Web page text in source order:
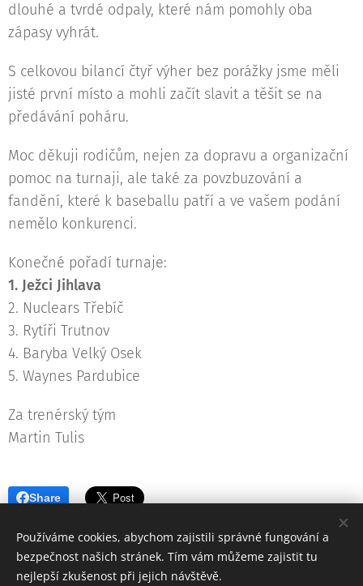
dlouhé a tvrdé odpaly, které nám pomohly oba
zápasy vyhrát.
S celkovou bilancí čtyř výher bez porážky jsme měli
jisté první místo a mohli začít slavit a těšit se na
předávání poháru.
Moc děkuji rodičům, nejen za dopravu a organizační
pomoc na turnaji, ale také za povzbuzování a
fandění, které k baseballu patří a ve vašem podání
nemělo konkurenci.
Konečné pořadí turnaje:
1. Ježci Jihlava
2. Nuclears Třebíč
3. Rytíři Trutnov
4. Baryba Velký Osek
5. Waynes Pardubice
Za trenérský tým
Martin Tulis
Share
Používáme cookies, abychom zajistili správné fungování a
bezpečnost našich stránek. Tím vám můžeme zajistit tu
nejlepší zkušenost při jejich návštěvě.